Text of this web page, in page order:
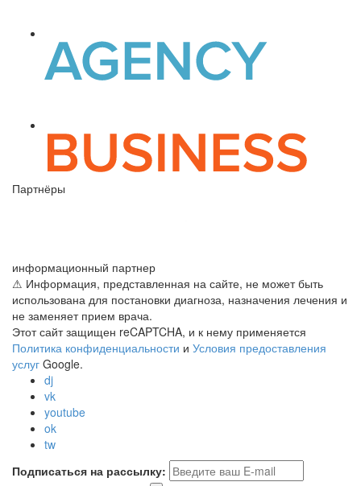
Партнёры
информационный партнер
⚠ Информация, представленная на сайте, не может быть
использована для постановки диагноза, назначения лечения и
не заменяет прием врача.
Этот сайт защищен reCAPTCHA, и к нему применяется
Политика конфиденциальности и Условия предоставления
услуг Google.
dj
vk
youtube
ok
tw
Подписаться на рассылку: